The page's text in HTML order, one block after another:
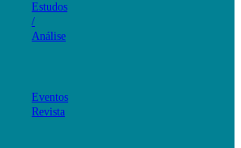
Estudos
/
Análise
Eventos
Revista